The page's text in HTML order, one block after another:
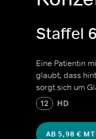
Staffel
Eine Patientin
glaubt, dass
sorgt sich um
12 HD
AB 5,98 €